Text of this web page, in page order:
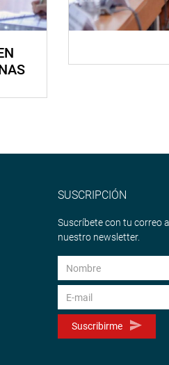
SUSCRIPCIÓN
Suscríbete con tu correo a
nuestro newsletter.
Suscribirme